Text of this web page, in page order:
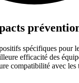
spécifiques pour
efficacité des
compatibilité avec les